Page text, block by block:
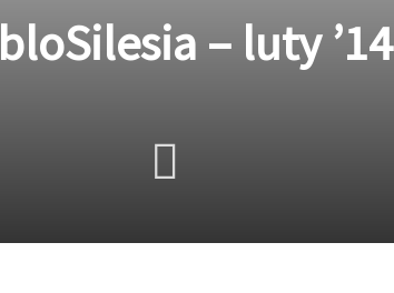
– luty ’14